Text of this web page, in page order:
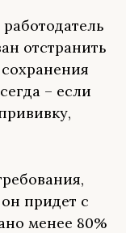
отстранить
– если
придет с
менее 80%